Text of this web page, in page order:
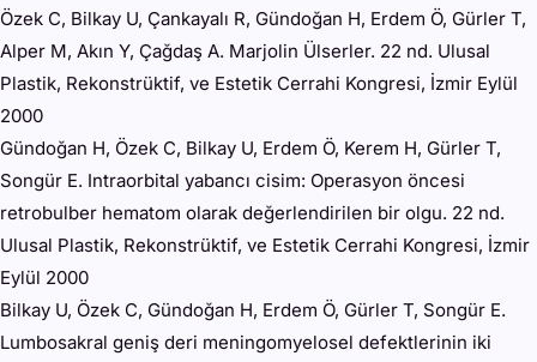
Özek C, Bilkay U, Çankayalı R, Gündoğan H, Erdem Ö, Gürler T,
Alper M, Akın Y, Çağdaş A. Marjolin Ülserler. 22 nd. Ulusal
Plastik, Rekonstrüktif, ve Estetik Cerrahi Kongresi, İzmir Eylül
2000
Gündoğan H, Özek C, Bilkay U, Erdem Ö, Kerem H, Gürler T,
Songür E. Intraorbital yabancı cisim: Operasyon öncesi
retrobulber hematom olarak değerlendirilen bir olgu. 22 nd.
Ulusal Plastik, Rekonstrüktif, ve Estetik Cerrahi Kongresi, İzmir
Eylül 2000
Bilkay U, Özek C, Gündoğan H, Erdem Ö, Gürler T, Songür E.
Lumbosakral geniş deri meningomyelosel defektlerinin iki